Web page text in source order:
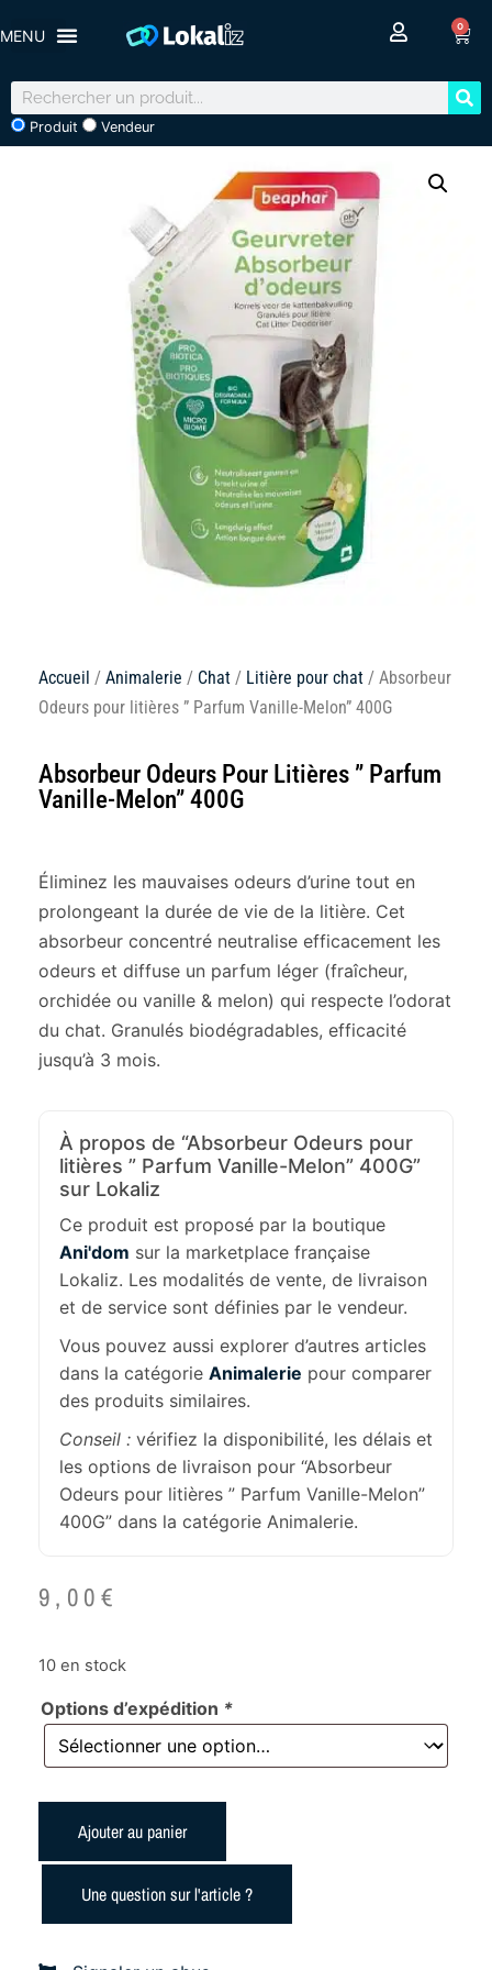
0
Produit Vendeur
Accueil / Animalerie / Chat / Litière pour chat / Absorbeur
Odeurs pour litières ” Parfum Vanille-Melon” 400G
Absorbeur Odeurs Pour Litières ” Parfum
Vanille-Melon” 400G
Éliminez les mauvaises odeurs d’urine tout en
prolongeant la durée de vie de la litière. Cet
absorbeur concentré neutralise efficacement les
odeurs et diffuse un parfum léger (fraîcheur,
orchidée ou vanille & melon) qui respecte l’odorat
du chat. Granulés biodégradables, efficacité
jusqu’à 3 mois.
À propos de “Absorbeur Odeurs pour
litières ” Parfum Vanille-Melon” 400G”
sur Lokaliz
Ce produit est proposé par la boutique
Ani'dom sur la marketplace française
Lokaliz. Les modalités de vente, de livraison
et de service sont définies par le vendeur.
Vous pouvez aussi explorer d’autres articles
dans la catégorie Animalerie pour comparer
des produits similaires.
Conseil : vérifiez la disponibilité, les délais et
les options de livraison pour “Absorbeur
Odeurs pour litières ” Parfum Vanille-Melon”
400G” dans la catégorie Animalerie.
9,00€
10 en stock
Options d’expédition *
Ajouter au panier
Une question sur l'article ?